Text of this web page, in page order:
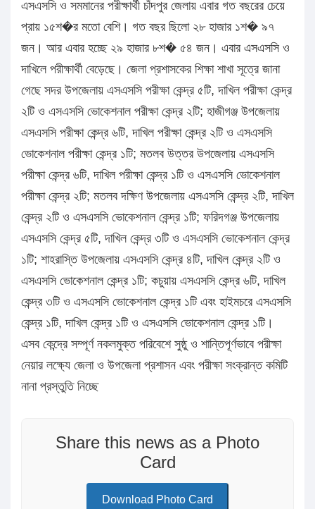
এসএসসি ও সমমানের পরীক্ষার্থী চাঁদপুর জেলায় এবার গত বছরের চেয়ে
প্রায় ১৫শ�র মতো বেশি। গত বছর ছিলো ২৮ হাজার ১শ� ৯৭
জন। আর এবার হচ্ছে ২৯ হাজার ৮শ� ৫৪ জন। এবার এসএসসি ও
দাখিলে পরীক্ষার্থী বেড়েছে। জেলা প্রশাসকের শিক্ষা শাখা সূত্রে জানা
গেছে সদর উপজেলায় এসএসসি পরীক্ষা কেন্দ্র ৫টি, দাখিল পরীক্ষা কেন্দ্র
২টি ও এসএসসি ভোকেশনাল পরীক্ষা কেন্দ্র ২টি; হাজীগঞ্জ উপজেলায়
এসএসসি পরীক্ষা কেন্দ্র ৬টি, দাখিল পরীক্ষা কেন্দ্র ২টি ও এসএসসি
ভোকেশনাল পরীক্ষা কেন্দ্র ১টি; মতলব উত্তর উপজেলায় এসএসসি
পরীক্ষা কেন্দ্র ৬টি, দাখিল পরীক্ষা কেন্দ্র ১টি ও এসএসসি ভোকেশনাল
পরীক্ষা কেন্দ্র ২টি; মতলব দক্ষিণ উপজেলায় এসএসসি কেন্দ্র ২টি, দাখিল
কেন্দ্র ২টি ও এসএসসি ভোকেশনাল কেন্দ্র ১টি; ফরিদগঞ্জ উপজেলায়
এসএসসি কেন্দ্র ৫টি, দাখিল কেন্দ্র ৩টি ও এসএসসি ভোকেশনাল কেন্দ্র
১টি; শাহরাস্তি উপজেলায় এসএসসি কেন্দ্র ৪টি, দাখিল কেন্দ্র ২টি ও
এসএসসি ভোকেশনাল কেন্দ্র ১টি; কচুয়ায় এসএসসি কেন্দ্র ৬টি, দাখিল
কেন্দ্র ৩টি ও এসএসসি ভোকেশনাল কেন্দ্র ১টি এবং হাইমচরে এসএসসি
কেন্দ্র ১টি, দাখিল কেন্দ্র ১টি ও এসএসসি ভোকেশনাল কেন্দ্র ১টি।
এসব কেন্দ্রে সম্পূর্ণ নকলমুক্ত পরিবেশে সুষ্ঠু ও শান্তিপূর্ণভাবে পরীক্ষা
নেয়ার লক্ষ্যে জেলা ও উপজেলা প্রশাসন এবং পরীক্ষা সংক্রান্ত কমিটি
নানা প্রস্তুতি নিচ্ছে
Share this news as a Photo
Card
Download Photo Card